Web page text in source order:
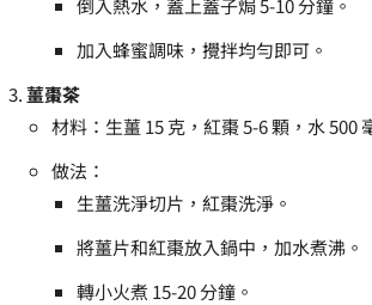
倒入熱水，蓋上蓋子焗 5-10 分鐘。
加入蜂蜜調味，攪拌均勻即可。
薑棗茶
材料：生薑 15 克，紅棗 5-6 顆，水 500
做法：
生薑洗淨切片，紅棗洗淨。
將薑片和紅棗放入鍋中，加水煮沸。
轉小火煮 15-20 分鐘。